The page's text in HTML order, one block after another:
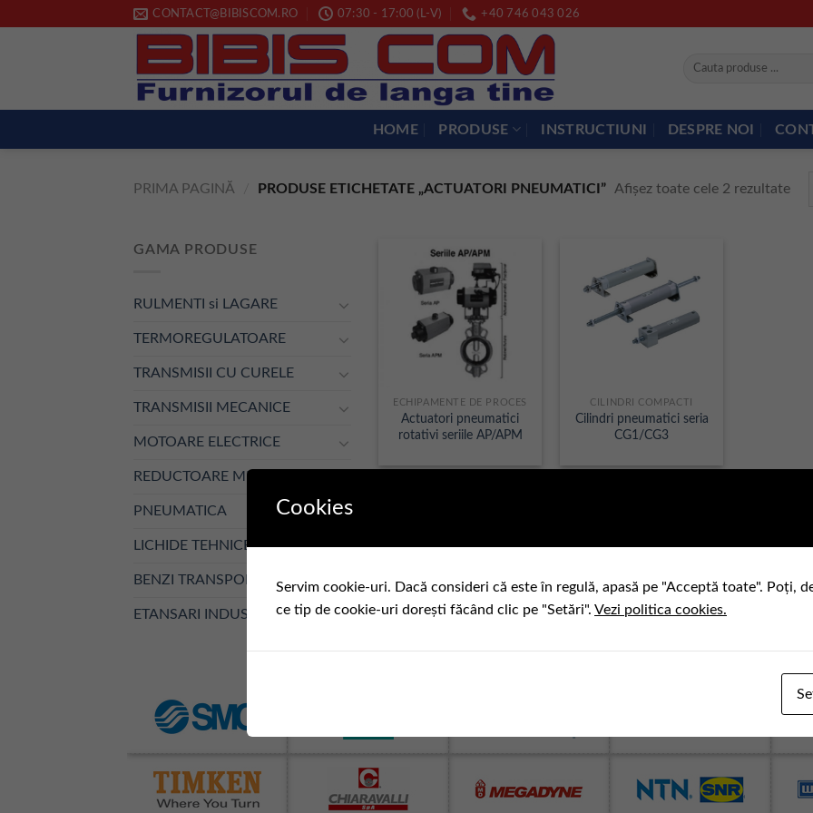
CONTACT@BIBISCOM.RO 07:30 - 17:00 (L-V) +40 746 043 026
Caută
HOME PRODUSE INSTRUCTIUNI DESPRE NOI
PRIMA PAGINĂ PRODUSE ETICHETATE „ACTUATORI PNEUMATICI” Afișez toate cele 2 rezultate
GAMA PRODUSE
RULMENTI si LAGARE
TERMOREGULATOARE
TRANSMISII CU CURELE
TRANSMISII MECANICE
MOTOARE ELECTRICE
REDUCTOARE MECANICE
PNEUMATICA
LICHIDE TEHNICE
BENZI TRANSPORTOARE
ETANSARI INDUSTRIALE
ECHIPAMENTE DE PROCES
Actuatori pneumatici
rotativi seriile AP/APM
CILINDRI COMPACTI
Cilindri pneumatici seria
CG1/CG3
Cookies
Servim cookie-uri. Dacă consideri că este în regulă, apasă pe "Acceptă toate". Poți,
ce tip de cookie-uri dorești făcând clic pe "Setări". Vezi politica cookies.